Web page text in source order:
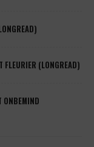
FLEURIER (LONGREAD)
ONBEMIND